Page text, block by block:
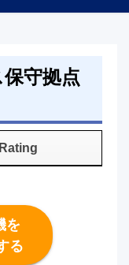
守拠点
Rating
を
る